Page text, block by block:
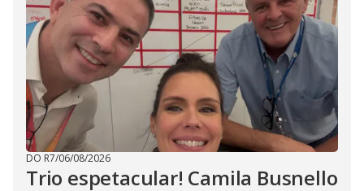
DO R7/06/08/2026
Trio espetacular! Camila Busnello